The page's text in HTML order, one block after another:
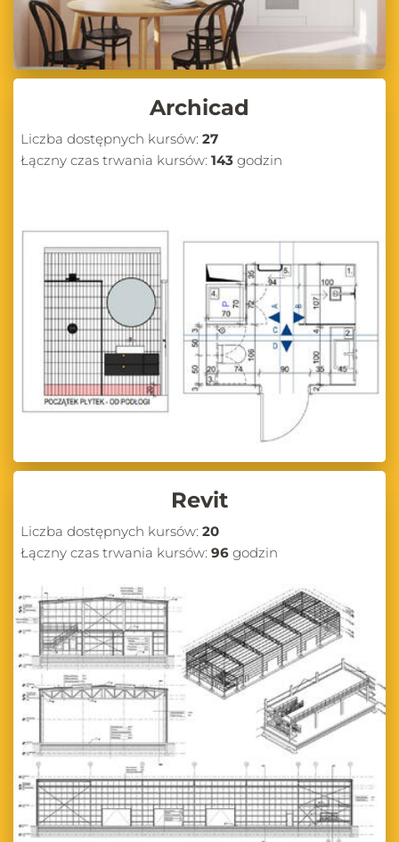
Archicad
Liczba dostępnych kursów: 27
Łączny czas trwania kursów: 143 godzin
Revit
Liczba dostępnych kursów: 20
Łączny czas trwania kursów: 96 godzin